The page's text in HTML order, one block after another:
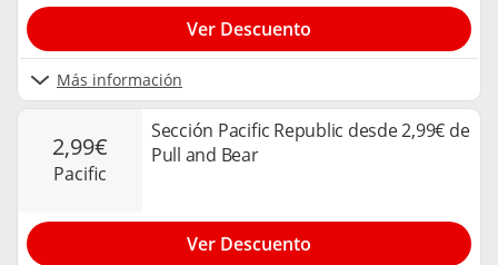
Más información
Ver Descuento
2,99€
pacific
Sección Pacific Republic desde 2,99€ de
Pull and Bear
Ver Descuento